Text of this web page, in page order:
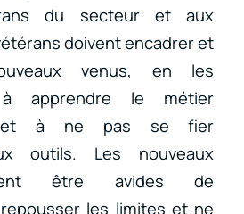
du secteur et aux
doivent encadrer et
venus, en les
à apprendre le métier
et à ne pas se fier
outils. Les nouveaux
être avides de
les limites et ne